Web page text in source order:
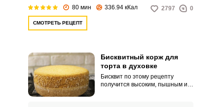
80 мин 336.94 кКал 2797 0
СМОТРЕТЬ РЕЦЕПТ
Бисквитный корж для
торта в духовке
Бисквит по этому рецепту
получится высоким, пышным и